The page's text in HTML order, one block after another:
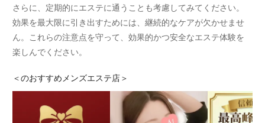
さらに、定期的にエステに通うことも考慮してみてください。
効果を最大限に引き出すためには、継続的なケアが欠かせませ
ん。これらの注意点を守って、効果的かつ安全なエステ体験を
楽しんでください。
＜のおすすめメンズエステ店＞